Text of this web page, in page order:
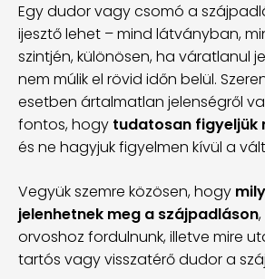
Egy dudor vagy csomó a
ijesztő lehet – mind látványban,
szintjén, különösen, ha váratlanul
nem múlik el rövid időn belül.
esetben ártalmatlan jelenségről
fontos, hogy tudatosan figyeljük
és ne hagyjuk figyelmen kívül a
Vegyük szemre közösen, hogy
jelenhetnek meg a szájpadláson
orvoshoz fordulnunk, illetve mire
tartós vagy visszatérő dudor a